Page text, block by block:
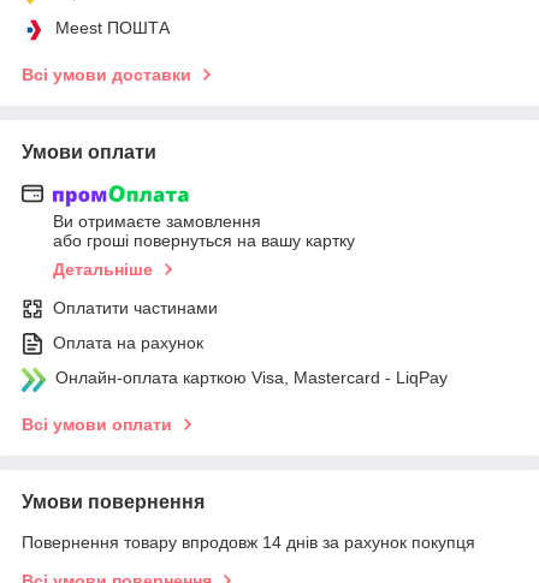
Meest ПОШТА
Всі умови доставки
Умови оплати
Ви отримаєте замовлення
або гроші повернуться на вашу картку
Детальніше
Оплатити частинами
Оплата на рахунок
Онлайн-оплата карткою Visa, Mastercard - LiqPay
Всі умови оплати
Умови повернення
Повернення товару впродовж 14 днів за рахунок покупця